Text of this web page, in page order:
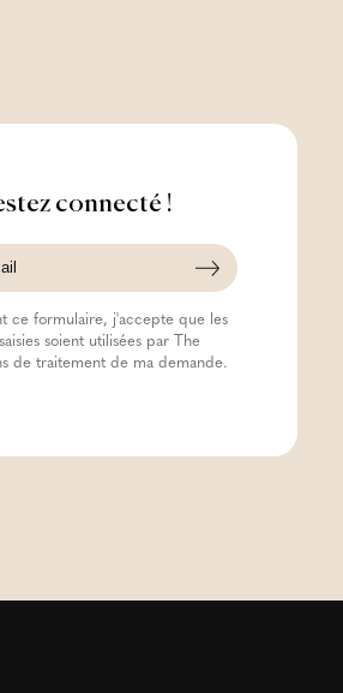
connecté !
ce formulaire, j'accepte que les
soient utilisées par The
de traitement de ma demande.